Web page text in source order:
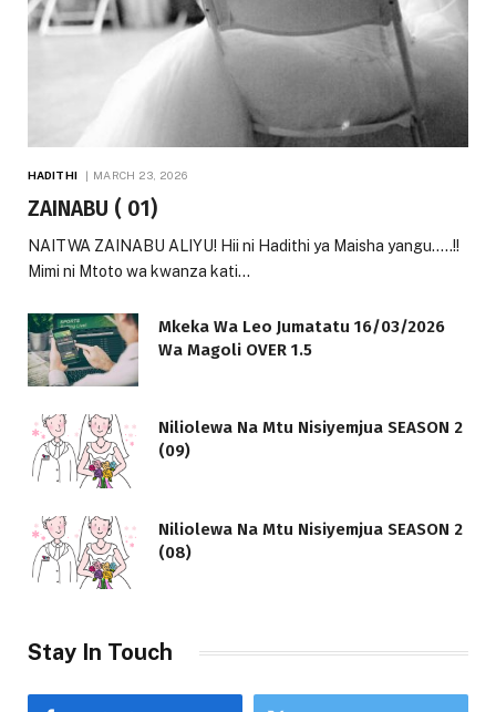
HADITHI MARCH 23, 2026
ZAINABU ( 01)
NAITWA ZAINABU ALIYU! Hii ni Hadithi ya Maisha yangu…..!!
Mimi ni Mtoto wa kwanza kati…
Mkeka Wa Leo Jumatatu 16/03/2026
Wa Magoli OVER 1.5
Niliolewa Na Mtu Nisiyemjua SEASON 2
(09)
Niliolewa Na Mtu Nisiyemjua SEASON 2
(08)
Stay In Touch